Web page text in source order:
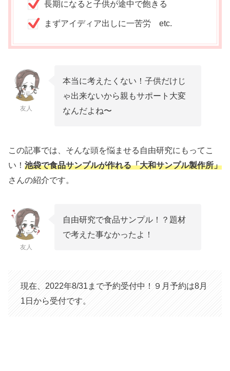
長期になると子供が途中で飽きる
まずアイディア出しに一苦労 etc.
友人
本当に考えたくない！子供だけじ
ゃ出来ないから親もサポート大変
なんだよね〜
この記事では、そんな頭を悩ませる自由研究にもってこ
い！ 池袋で食品サンプルが作れる「大和サンプル製作所」
さんの紹介です。
友人
自由研究で食品サンプル！？題材
で考えた事なかったよ！
現在、2022年8/31まで予約受付中！９月予約は8月
1日から受付です。